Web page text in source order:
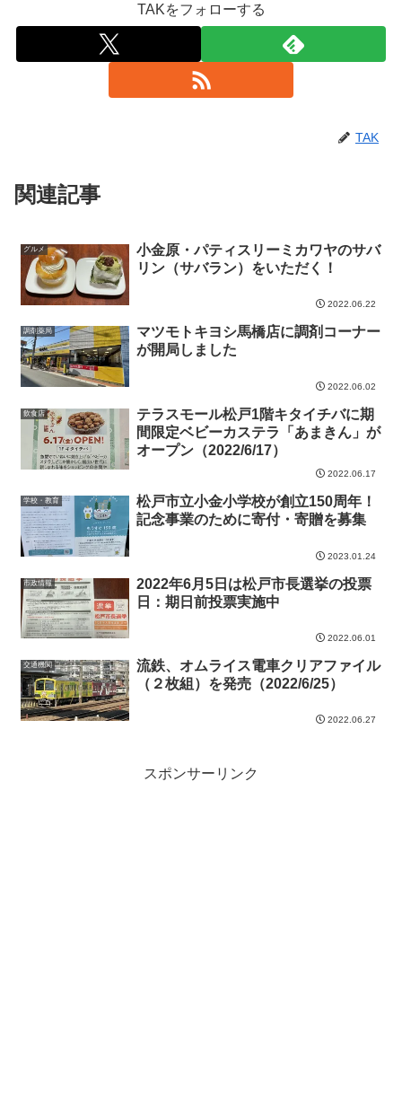
TAKをフォローする
TAK
関連記事
グルメ
小金原・パティスリーミカワヤのサバ
リン（サバラン）をいただく！
2022.06.22
調剤薬局
マツモトキヨシ馬橋店に調剤コーナー
が開局しました
2022.06.02
飲食店
テラスモール松戸1階キタイチバに期
間限定ベビーカステラ「あまきん」が
オープン（2022/6/17）
2022.06.17
学校・教育
松戸市立小金小学校が創立150周年！
記念事業のために寄付・寄贈を募集
2023.01.24
市政情報
2022年6月5日は松戸市長選挙の投票
日：期日前投票実施中
2022.06.01
交通機関
流鉄、オムライス電車クリアファイル
（２枚組）を発売（2022/6/25）
2022.06.27
スポンサーリンク